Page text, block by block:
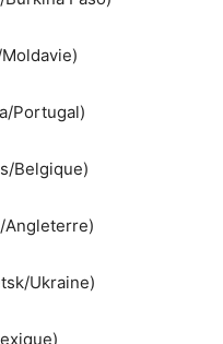
Portugal)
Belgique)
Angleterre)
Ukraine)